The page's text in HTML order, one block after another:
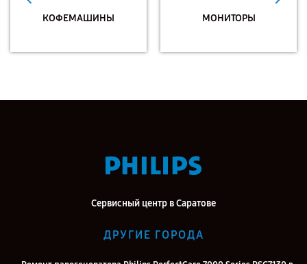
КОФЕМАШИНЫ МОНИТОРЫ
Сервисный центр в Саратове
ДРУГИЕ ГОРОДА